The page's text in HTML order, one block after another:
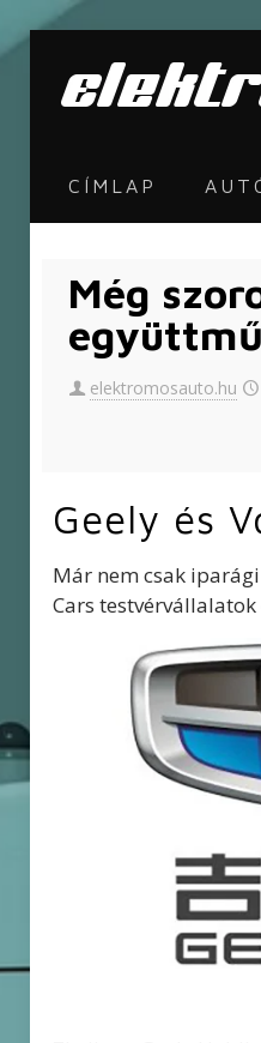
CÍMLAP
Még
elektromosauto.hu
Geely és
Már nem csak
Cars